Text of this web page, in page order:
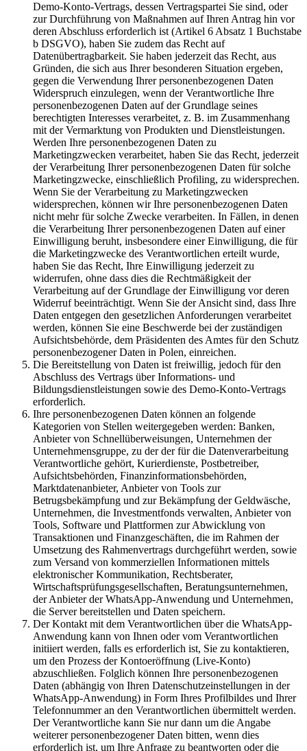
Demo-Konto-Vertrags, dessen Vertragspartei Sie sind, oder
zur Durchführung von Maßnahmen auf Ihren Antrag hin vor
deren Abschluss erforderlich ist (Artikel 6 Absatz 1 Buchstabe
b DSGVO), haben Sie zudem das Recht auf
Datenübertragbarkeit. Sie haben jederzeit das Recht, aus
Gründen, die sich aus Ihrer besonderen Situation ergeben,
gegen die Verwendung Ihrer personenbezogenen Daten
Widerspruch einzulegen, wenn der Verantwortliche Ihre
personenbezogenen Daten auf der Grundlage seines
berechtigten Interesses verarbeitet, z. B. im Zusammenhang
mit der Vermarktung von Produkten und Dienstleistungen.
Werden Ihre personenbezogenen Daten zu
Marketingzwecken verarbeitet, haben Sie das Recht, jederzeit
der Verarbeitung Ihrer personenbezogenen Daten für solche
Marketingzwecke, einschließlich Profiling, zu widersprechen.
Wenn Sie der Verarbeitung zu Marketingzwecken
widersprechen, können wir Ihre personenbezogenen Daten
nicht mehr für solche Zwecke verarbeiten. In Fällen, in denen
die Verarbeitung Ihrer personenbezogenen Daten auf einer
Einwilligung beruht, insbesondere einer Einwilligung, die für
die Marketingzwecke des Verantwortlichen erteilt wurde,
haben Sie das Recht, Ihre Einwilligung jederzeit zu
widerrufen, ohne dass dies die Rechtmäßigkeit der
Verarbeitung auf der Grundlage der Einwilligung vor deren
Widerruf beeinträchtigt. Wenn Sie der Ansicht sind, dass Ihre
Daten entgegen den gesetzlichen Anforderungen verarbeitet
werden, können Sie eine Beschwerde bei der zuständigen
Aufsichtsbehörde, dem Präsidenten des Amtes für den Schutz
personenbezogener Daten in Polen, einreichen.
Die Bereitstellung von Daten ist freiwillig, jedoch für den
Abschluss des Vertrags über Informations- und
Bildungsdienstleistungen sowie des Demo-Konto-Vertrags
erforderlich.
Ihre personenbezogenen Daten können an folgende
Kategorien von Stellen weitergegeben werden: Banken,
Anbieter von Schnellüberweisungen, Unternehmen der
Unternehmensgruppe, zu der der für die Datenverarbeitung
Verantwortliche gehört, Kurierdienste, Postbetreiber,
Aufsichtsbehörden, Finanzinformationsbehörden,
Marktdatenanbieter, Anbieter von Tools zur
Betrugsbekämpfung und zur Bekämpfung der Geldwäsche,
Unternehmen, die Investmentfonds verwalten, Anbieter von
Tools, Software und Plattformen zur Abwicklung von
Transaktionen und Finanzgeschäften, die im Rahmen der
Umsetzung des Rahmenvertrags durchgeführt werden, sowie
zum Versand von kommerziellen Informationen mittels
elektronischer Kommunikation, Rechtsberater,
Wirtschaftsprüfungsgesellschaften, Beratungsunternehmen,
der Anbieter der WhatsApp-Anwendung und Unternehmen,
die Server bereitstellen und Daten speichern.
Der Kontakt mit dem Verantwortlichen über die WhatsApp-
Anwendung kann von Ihnen oder vom Verantwortlichen
initiiert werden, falls es erforderlich ist, Sie zu kontaktieren,
um den Prozess der Kontoeröffnung (Live-Konto)
abzuschließen. Folglich können Ihre personenbezogenen
Daten (abhängig von Ihren Datenschutzeinstellungen in der
WhatsApp-Anwendung) in Form Ihres Profilbildes und Ihrer
Telefonnummer an den Verantwortlichen übermittelt werden.
Der Verantwortliche kann Sie nur dann um die Angabe
weiterer personenbezogener Daten bitten, wenn dies
erforderlich ist, um Ihre Anfrage zu beantworten oder die